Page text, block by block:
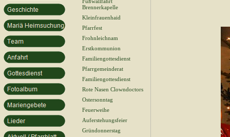
Brennerkapelle
Kleinfrauenhaid
Pfarrfest
Frohnleichnam
Erstkommunion
Familiengottesdienst
Pfarrgemeinderat
Familiengottesdienst
Rote Nasen Clowndoctors
Ostersonntag
Feuerweihe
Auferstehungsfeier
Gründonnerstag